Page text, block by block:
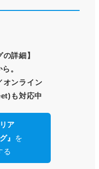
の詳細】
。
オンライン
も対応中
リア
』
を
る